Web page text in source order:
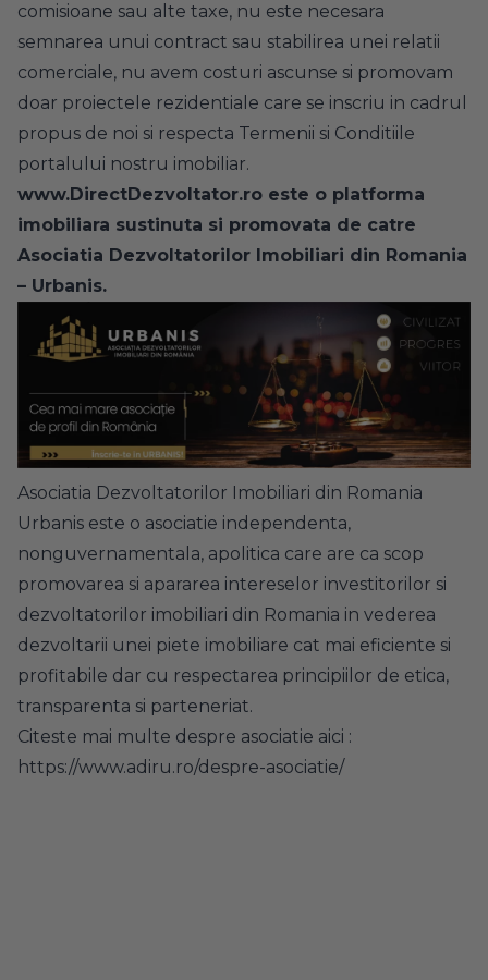
comisioane sau alte taxe, nu este necesara
semnarea unui contract sau stabilirea unei relatii
comerciale, nu avem costuri ascunse si promovam
doar proiectele rezidentiale care se inscriu in cadrul
propus de noi si respecta Termenii si Conditiile
portalului nostru imobiliar.
www.DirectDezvoltator.ro este o platforma
imobiliara sustinuta si promovata de catre
Asociatia Dezvoltatorilor Imobiliari din Romania
– Urbanis.
Asociatia Dezvoltatorilor Imobiliari din Romania
Urbanis este o asociatie independenta,
nonguvernamentala, apolitica care are ca scop
promovarea si apararea intereselor investitorilor si
dezvoltatorilor imobiliari din Romania in vederea
dezvoltarii unei piete imobiliare cat mai eficiente si
profitabile dar cu respectarea principiilor de etica,
transparenta si parteneriat.
Citeste mai multe despre asociatie aici :
https://www.adiru.ro/despre-asociatie/